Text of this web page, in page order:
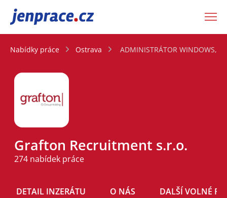
JenPráce.cz
Nabídky práce Ostrava ADMINISTRÁTOR WINDOWS,
Grafton Recruitment s.r.o.
274 nabídek práce
DETAIL INZERÁTU O NÁS DALŠÍ VOLNÉ